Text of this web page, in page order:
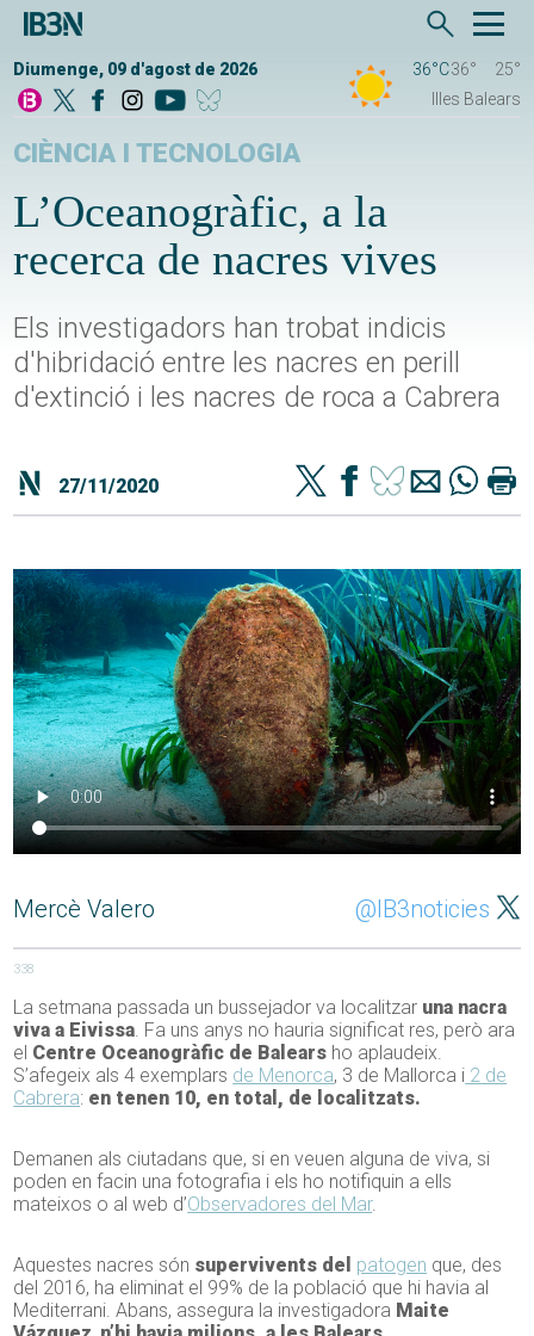
Diumenge, 09 d'agost de 2026 36°C36°
25°
Illes Balears
CIÈNCIA I TECNOLOGIA
L’Oceanogràfic, a la
recerca de nacres vives
Els investigadors han trobat indicis
d'hibridació entre les nacres en perill
d'extinció i les nacres de roca a Cabrera
27/11/2020
Mercè Valero @IB3noticies
338
La setmana passada un bussejador va localitzar una nacra
viva a Eivissa. Fa uns anys no hauria significat res, però ara
el Centre Oceanogràfic de Balears ho aplaudeix.
S’afegeix als 4 exemplars de Menorca, 3 de Mallorca i 2 de
Cabrera: en tenen 10, en total, de localitzats.
Demanen als ciutadans que, si en veuen alguna de viva, si
poden en facin una fotografia i els ho notifiquin a ells
mateixos o al web d’Observadores del Mar.
Aquestes nacres són supervivents del patogen que, des
del 2016, ha eliminat el 99% de la població que hi havia al
Mediterrani. Abans, assegura la investigadora Maite